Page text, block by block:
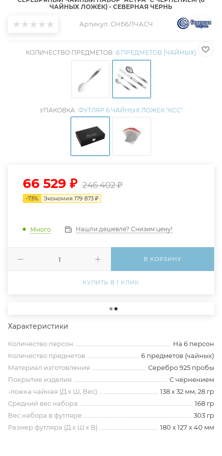
ЧАЙНЫХ ЛОЖЕК) - СЕВЕРНАЯ ЧЕРНЬ
Артикул: СНБ6ЛЧАСЧ
КОЛИЧЕСТВО ПРЕДМЕТОВ: 6 ПРЕДМЕТОВ (ЧАЙНЫХ)
УПАКОВКА: ФУТЛЯР 6 ЧАЙНЫХ ЛОЖЕК "КСС"
66 529 ₽ 246 402₽
-73% Экономия 179 873 ₽
Много Нашли дешевле? Снизим цену!
В КОРЗИНУ
КУПИТЬ В 1 КЛИК
Характеристики
Количество персон
На 6 персон
Количество предметов
6 предметов (чайных)
Материал изготовления
Серебро 925 пробы
Покрытие изделия
С чернением
-ложка чайная (Д х Ш, Вес)
138 х 32 мм, 28 гр
Средний вес набора
168 гр
Вес набора в футляре
303 гр
Размер футляра (Д х Ш х В)
180 х 127 х 40 мм